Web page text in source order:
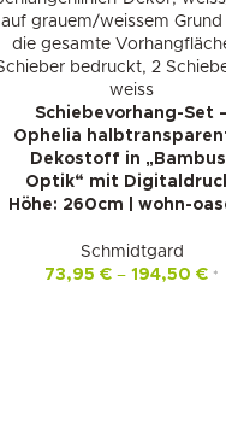
Schiebevorhang-Set
Ophelia
Dekostoff in
Optik“ mit
Höhe: 260cm | wohn-
Schmidtgard
73,95 € – 194,50 € *